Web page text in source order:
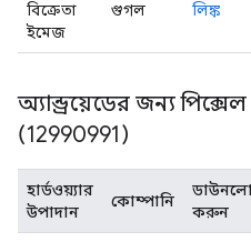
বিক্রেতা
ইমেজ
গুগল লিঙ্ক
অ্যান্ড্রয়েডের জন্য
(12990991)
হার্ডওয়্যার
উপাদান
কোম্পানি
করুন